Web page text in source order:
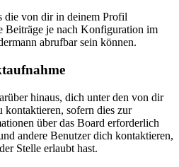
die von dir in deinem Profil
Beiträge je nach Konfiguration im
abrufbar sein können.
hinaus, dich unter den von dir
kontaktieren, sofern dies zur
über das Board erforderlich
andere Benutzer dich kontaktieren,
Stelle erlaubt hast.